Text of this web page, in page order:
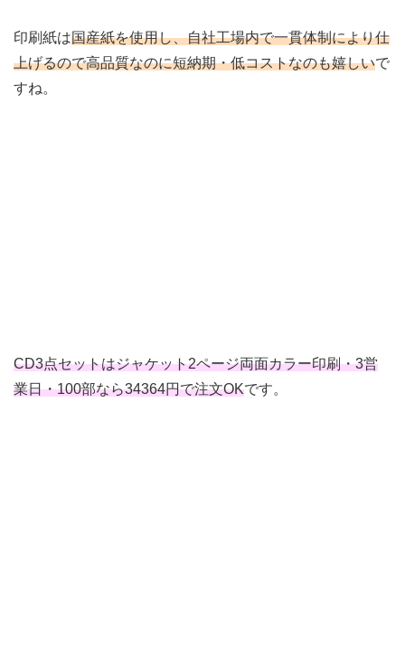
印刷紙は国産紙を使用し、自社工場内で一貫体制により仕
上げるので高品質なのに短納期・低コストなのも嬉しいで
すね。
CD3点セットはジャケット2ページ両面カラー印刷・3営
業日・100部なら34364円で注文OKです。